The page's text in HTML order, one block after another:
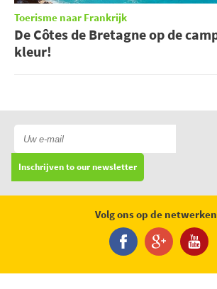
Toerisme naar Frankrijk
De Côtes de Bretagne op de
kleur!
Inschrijven to our newsletter
Volg ons op de